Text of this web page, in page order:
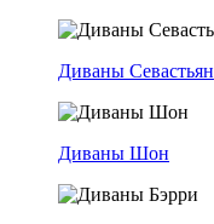
Диваны Севастьян
Диваны Шон